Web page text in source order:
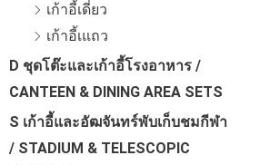
เก้าอี้เดี่ยว
เก้าอี้เแถว
D ชุดโต๊ะและเก้าอี้โรงอาหาร /
CANTEEN & DINING AREA SETS
S เก้าอี้และอัฒจันทร์พับเก็บชมกีฬา
/ STADIUM & TELESCOPIC